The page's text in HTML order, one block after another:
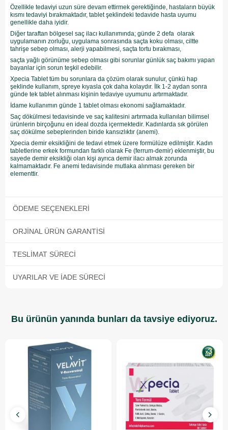
Özellikle tedaviyi uzun süre devam ettirmek gerektiğinde, hastaların büyük
kısmı tedaviyi bırakmaktadır, tablet şeklindeki tedavide hasta uyumu
genellikle daha iyidir.
Diğer taraftan bölgesel saç ilacı kullanımında; günde 2 defa olarak
uygulamanın zorluğu, uygulama sonrasında saçta koku olması, ciltte
tahrişe sebep olması, alerji yapabilmesi, saçta tortu bırakması,
saçta yağlı görünüme sebep olması gibi sorunlar günlük saç bakımı yapan
bayanlar için sorun teşkil edebilir.
Xpecia Tablet tüm bu sorunlara da çözüm olarak sunulur, çünkü hap
şeklinde kullanım, spreye kıyasla çok daha kolaydır. İlk 1-2 aydan sonra
günde tek tablet alınması kişinin tedaviye uyumunu artırmaktadır.
İdame kullanımın günde 1 tablet olması ekonomi sağlamaktadır.
Saç dökülmesi tedavisinde ve saç kalitesini artırmada kullanılan bilimsel
ürünlerin birçoğunu en ideal dozda içermektedir. Kadınlarda sık görülen
saç dökülme sebeplerinden biride kansızlıktır (anemi).
Xpecia demir eksikliğini de tedavi etmek üzere formülüze edilmiştir. Kadın
tabletlerine erkek formundan farklı olarak Fe (ferrum-demir) eklenmiştir, bu
sayede demir eksikliği olan kişi ayrıca demir ilacı almak zorunda
kalmamaktadır. Fe anemi tedavisinde mutlaka alınması gereken bir
elementtir.
ÖDEME SEÇENEKLERI
ORJINAL ÜRÜN GARANTISI
TESLIMAT SÜRECI
UYARILAR VE İADE SÜRECI
Bu ürünün yanında bunları da tavsiye ediyoruz.